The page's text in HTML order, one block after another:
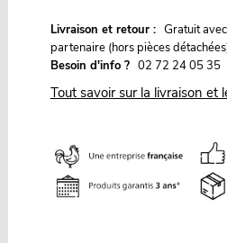
Livraison et retour : Gratuit
partenaire (hors pièces
Besoin d'info ? 02 72 24 05 35
Tout savoir sur la livraison et